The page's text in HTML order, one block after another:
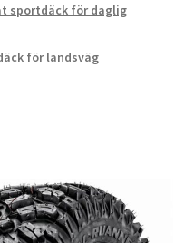
sportdäck för daglig
för landsväg